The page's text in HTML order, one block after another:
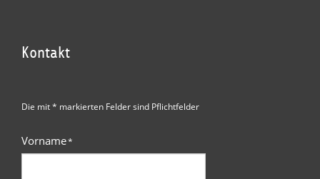
Kontakt
Die mit * markierten Felder sind Pflichtfelder
Vorname*